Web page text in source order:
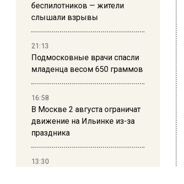
беспилотников — жители
слышали взрывы
21:13
Подмосковные врачи спасли
младенца весом 650 граммов
16:58
В Москве 2 августа ограничат
движение на Ильинке из-за
праздника
13:30